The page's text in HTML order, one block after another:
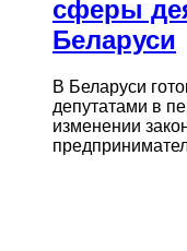
сферы
Беларуси
В Беларуси
депутатами в
изменении